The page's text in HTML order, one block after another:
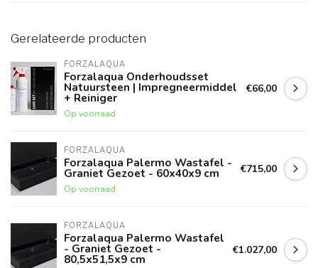
Gerelateerde producten
FORZALAQUA
Forzalaqua Onderhoudsset
Natuursteen | Impregneermiddel
+ Reiniger
Op voorraad
€66,00
FORZALAQUA
Forzalaqua Palermo Wastafel -
Graniet Gezoet - 60x40x9 cm
Op voorraad
€715,00
FORZALAQUA
Forzalaqua Palermo Wastafel
- Graniet Gezoet -
80,5x51,5x9 cm
€1.027,00